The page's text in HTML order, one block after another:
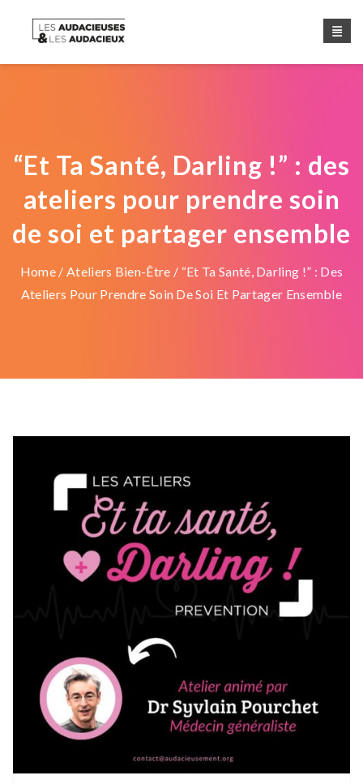
“Et Ta Santé, Darling !” : des
ateliers pour prendre soin
de soi et partager ensemble
Home/ Ateliers Bien-Être / “Et Ta Santé, Darling !” : Des
Ateliers Pour Prendre Soin De Soi Et Partager Ensemble